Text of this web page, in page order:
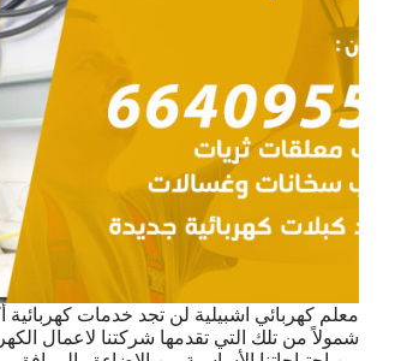
معلم كهربائي اشبيلية لن تجد خدمات كهربائية
شمولاً من تلك التي تقدمها شركتنا لاعمال